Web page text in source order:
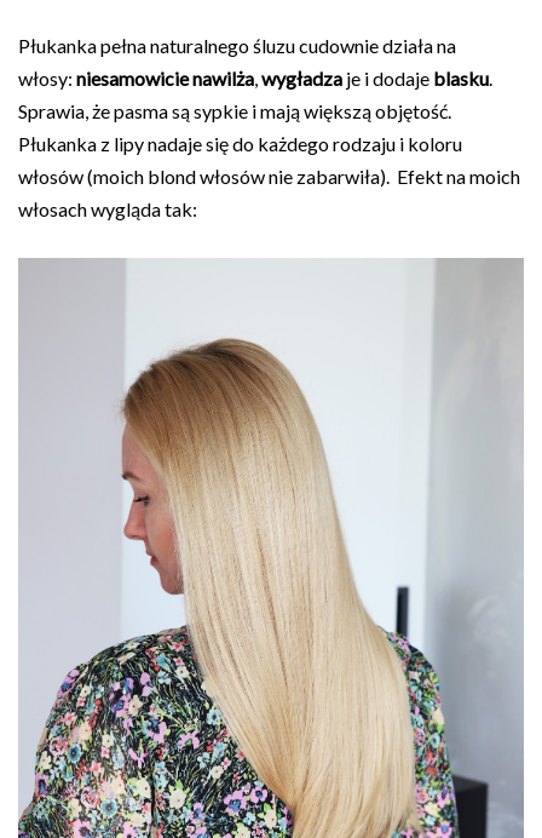
Płukanka pełna naturalnego śluzu cudownie działa na
włosy: niesamowicienawilża wygładza je i dodaje blasku
Sprawia, że pasma są sypkie i mają większą objętość.
Płukanka z lipy nadaje się do każdego rodzaju i koloru
włosów (moich blond włosów nie zabarwiła). Efekt na moich
włosach wygląda tak: